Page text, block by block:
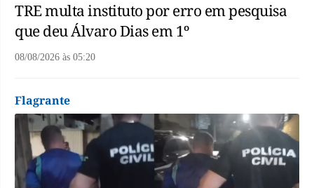
TRE multa instituto por erro em pesquisa
que deu Álvaro Dias em 1º
08/08/2026 às 05:20
Flagrante